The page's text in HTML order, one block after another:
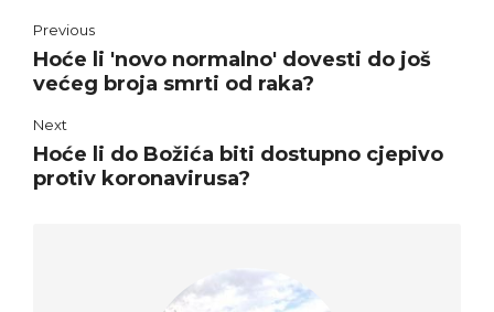
Previous
Hoće li 'novo normalno' dovesti do još
većeg broja smrti od raka?
Next
Hoće li do Božića biti dostupno cjepivo
protiv koronavirusa?